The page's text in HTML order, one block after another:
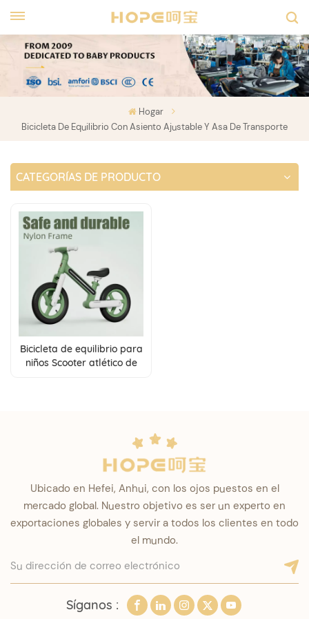
Hogar
Bicicleta De Equilibrio Con Asiento Ajustable Y Asa De Transporte
CATEGORÍAS DE PRODUCTO
Bicicleta de equilibrio para
niños Scooter atlético de
Ubicado en Hefei, Anhui, con los ojos puestos en el
mercado global. Nuestro objetivo es ser un experto en
exportaciones globales y servir a todos los clientes en todo
el mundo.
Síganos :